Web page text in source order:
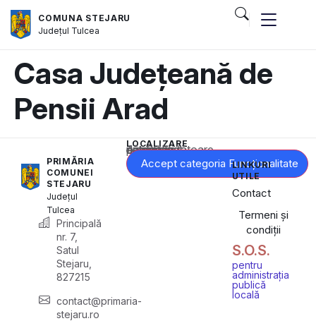
COMUNA STEJARU
Județul Tulcea
Casa Județeană de
Pensii Arad
PRIMĂRIA
COMUNEI
STEJARU
Județul
Tulcea
Principală
nr. 7,
Satul
Stejaru,
827215
contact@primaria-
stejaru.ro
LOCALIZARE
Acest conținut este blocat până când acceptați categoria corespunzătoare de cookie-uri.
Accept categoria Funcționalitate
LINKURI
UTILE
Contact
Termeni și
condiții
S.O.S.
pentru
administrația
publică
locală